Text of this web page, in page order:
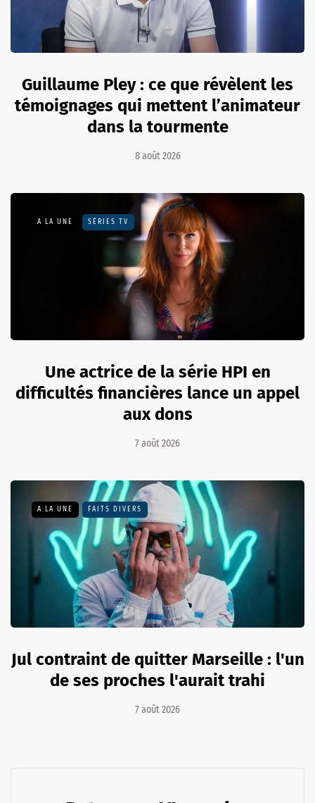
Guillaume Pley : ce que révèlent les
témoignages qui mettent l’animateur
dans la tourmente
8 août 2026
A LA UNE SÉRIES TV
Une actrice de la série HPI en
difficultés financières lance un appel
aux dons
7 août 2026
A LA UNE FAITS DIVERS
Jul contraint de quitter Marseille : l'un
de ses proches l'aurait trahi
7 août 2026